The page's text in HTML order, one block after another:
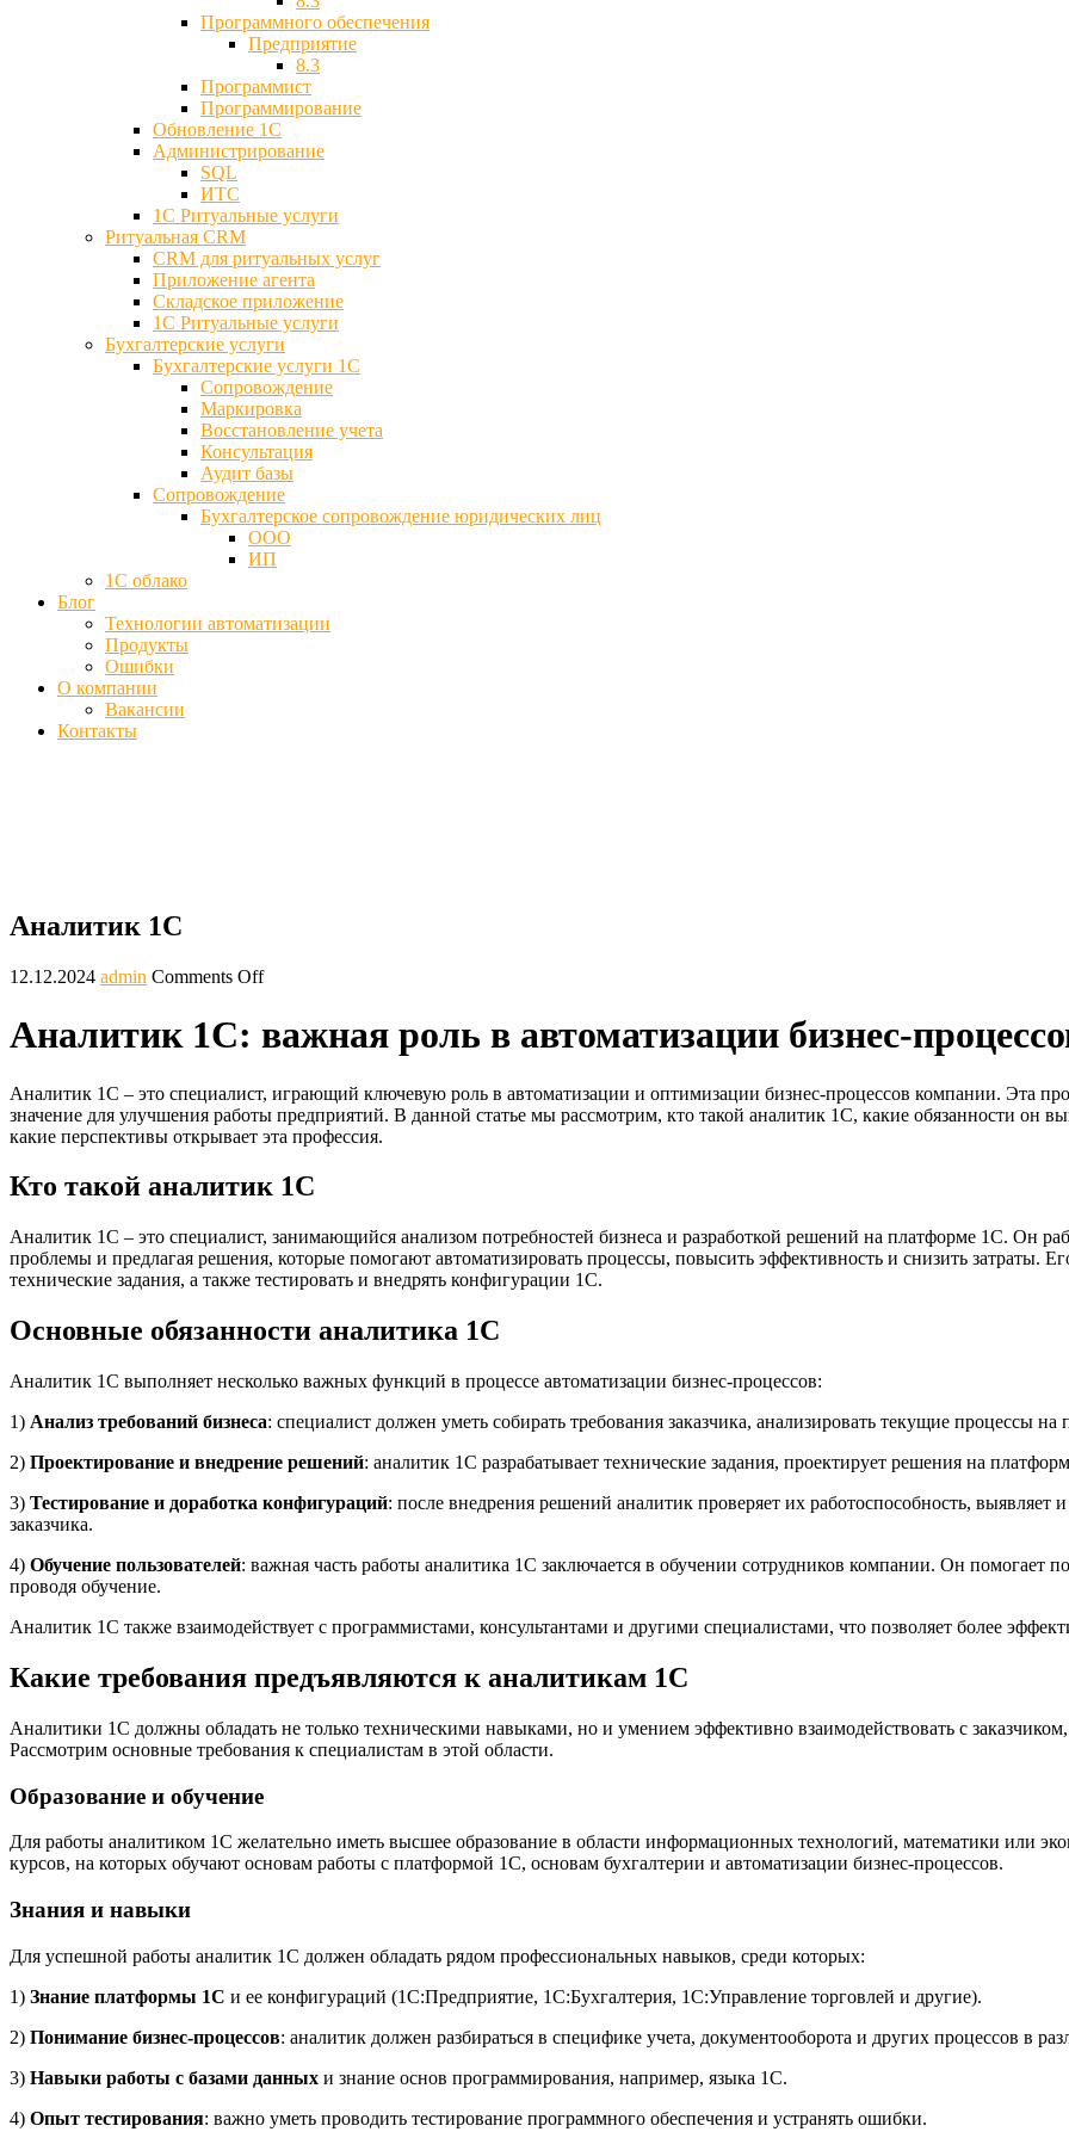
Программного обеспечения
Предприятие
8.3
Программист
Программирование
Обновление 1С
Администрирование
SQL
ИТС
1С Ритуальные услуги
Ритуальная CRM
CRM для ритуальных услуг
Приложение агента
Складское приложение
1С Ритуальные услуги
Бухгалтерские услуги
Бухгалтерские услуги 1С
Сопровождение
Маркировка
Восстановление учета
Консультация
Аудит базы
Cопровождение
Бухгалтерское сопровождение юридических лиц
ООО
ИП
1С облако
Блог
Технологии автоматизации
Продукты
Ошибки
О компании
Вакансии
Контакты
Аналитик 1С
12.12.2024 admin Comments Off
Аналитик 1С: важная роль в автоматизации бизнес-
Аналитик 1С – это специалист, играющий ключевую роль в автоматизации и оптимизации бизнес-процессов компании. Эта
значение для улучшения работы предприятий. В данной статье мы рассмотрим, кто такой аналитик 1С, какие обязанности он
какие перспективы открывает эта профессия.
Кто такой аналитик 1С
Аналитик 1С – это специалист, занимающийся анализом потребностей бизнеса и разработкой решений на платформе 1С. Он
проблемы и предлагая решения, которые помогают автоматизировать процессы, повысить эффективность и снизить затраты.
технические задания, а также тестировать и внедрять конфигурации 1С.
Основные обязанности аналитика 1С
Аналитик 1С выполняет несколько важных функций в процессе автоматизации бизнес-процессов:
1) Анализ требований бизнеса: специалист должен уметь собирать требования заказчика, анализировать текущие процессы
2) Проектирование и внедрение решений: аналитик 1С разрабатывает технические задания, проектирует решения на
3) Тестирование и доработка конфигураций: после внедрения решений аналитик проверяет их работоспособность, выявляет
заказчика.
4) Обучение пользователей: важная часть работы аналитика 1С заключается в обучении сотрудников компании. Он помогает
проводя обучение.
Аналитик 1С также взаимодействует с программистами, консультантами и другими специалистами, что позволяет более
Какие требования предъявляются к аналитикам 1С
Аналитики 1С должны обладать не только техническими навыками, но и умением эффективно взаимодействовать с
Рассмотрим основные требования к специалистам в этой области.
Образование и обучение
Для работы аналитиком 1С желательно иметь высшее образование в области информационных технологий, математики или
курсов, на которых обучают основам работы с платформой 1С, основам бухгалтерии и автоматизации бизнес-процессов.
Знания и навыки
Для успешной работы аналитик 1С должен обладать рядом профессиональных навыков, среди которых:
1) Знание платформы 1С и ее конфигураций (1С:Предприятие, 1С:Бухгалтерия, 1С:Управление торговлей и другие).
2) Понимание бизнес-процессов: аналитик должен разбираться в специфике учета, документооборота и других процессов в
3) Навыки работы с базами данных и знание основ программирования, например, языка 1С.
4) Опыт тестирования: важно уметь проводить тестирование программного обеспечения и устранять ошибки.